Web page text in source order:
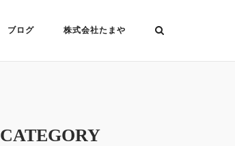
ブログ 株式会社たまや
CATEGORY